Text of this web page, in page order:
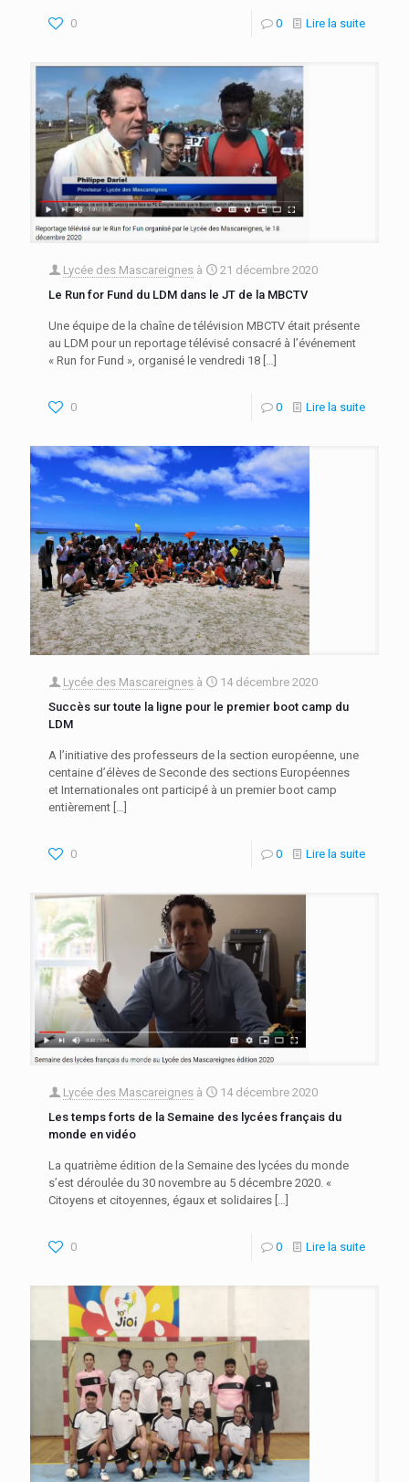
0 0 Lire la suite
Lycée des Mascareignes à
21 décembre 2020
Le Run for Fund du LDM dans le JT de la MBCTV
Une équipe de la chaîne de télévision MBCTV était présente
au LDM pour un reportage télévisé consacré à l’événement
« Run for Fund », organisé le vendredi 18 […]
0 0 Lire la suite
Lycée des Mascareignes à
14 décembre 2020
Succès sur toute la ligne pour le premier boot camp du
LDM
A l’initiative des professeurs de la section européenne, une
centaine d’élèves de Seconde des sections Européennes
et Internationales ont participé à un premier boot camp
entièrement […]
0 0 Lire la suite
Lycée des Mascareignes à
14 décembre 2020
Les temps forts de la Semaine des lycées français du
monde en vidéo
La quatrième édition de la Semaine des lycées du monde
s’est déroulée du 30 novembre au 5 décembre 2020. «
Citoyens et citoyennes, égaux et solidaires
0 0 Lire la suite